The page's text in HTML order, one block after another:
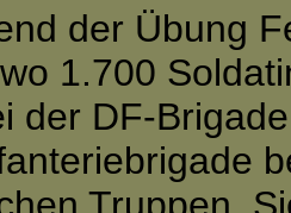
der Übung
1.700
der DF-